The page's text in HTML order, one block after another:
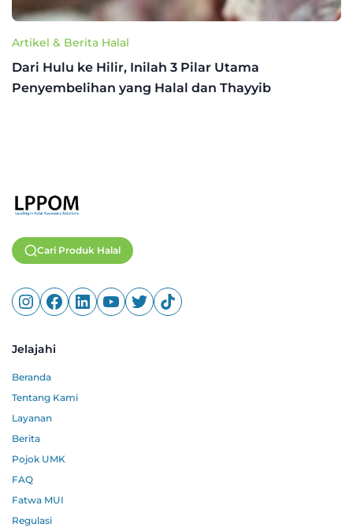
Artikel & Berita Halal
Dari Hulu ke Hilir, Inilah 3 Pilar Utama
Penyembelihan yang Halal dan Thayyib
Cari Produk Halal
Jelajahi
Beranda
Tentang Kami
Layanan
Berita
Pojok UMK
FAQ
Fatwa MUI
Regulasi